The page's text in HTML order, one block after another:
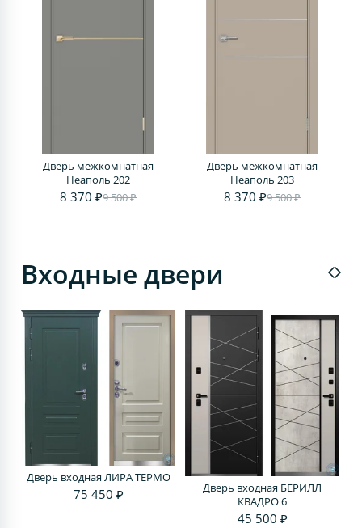
Дверь межкомнатная
Неаполь 202
8 370 ₽9 500 ₽
Дверь межкомнатная
Неаполь 203
8 370 ₽9 500 ₽
Входные двери
Дверь входная ЛИРА ТЕРМО
75 450 ₽
Дверь входная БЕРИЛЛ
КВАДРО 6
45 500 ₽